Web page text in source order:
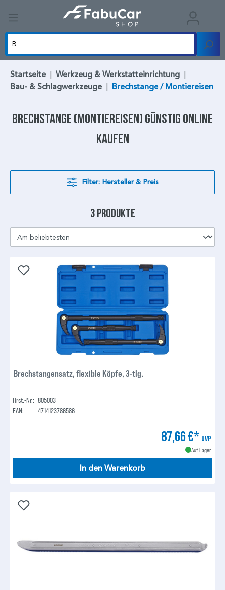
Startseite | Werkzeug & Werkstatteinrichtung |
Bau- & Schlagwerkzeuge | Brechstange / Montiereisen
Brechstange (Montiereisen) günstig online
kaufen
Filter: Hersteller & Preis
3 Produkte
Brechstangensatz, flexible Köpfe, 3-tlg.
Hrst.-Nr.: 805003
EAN:
4714123786586
87,66 €* UVP
Auf Lager
In den Warenkorb